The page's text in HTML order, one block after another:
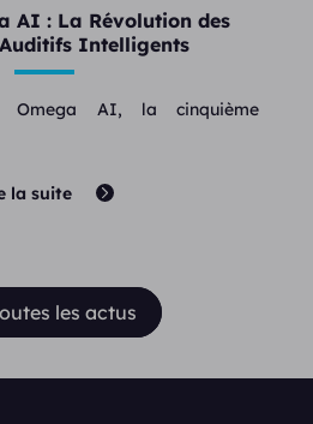
AI : La Révolution des
Intelligents
Omega AI, la cinquième
la suite
les actus